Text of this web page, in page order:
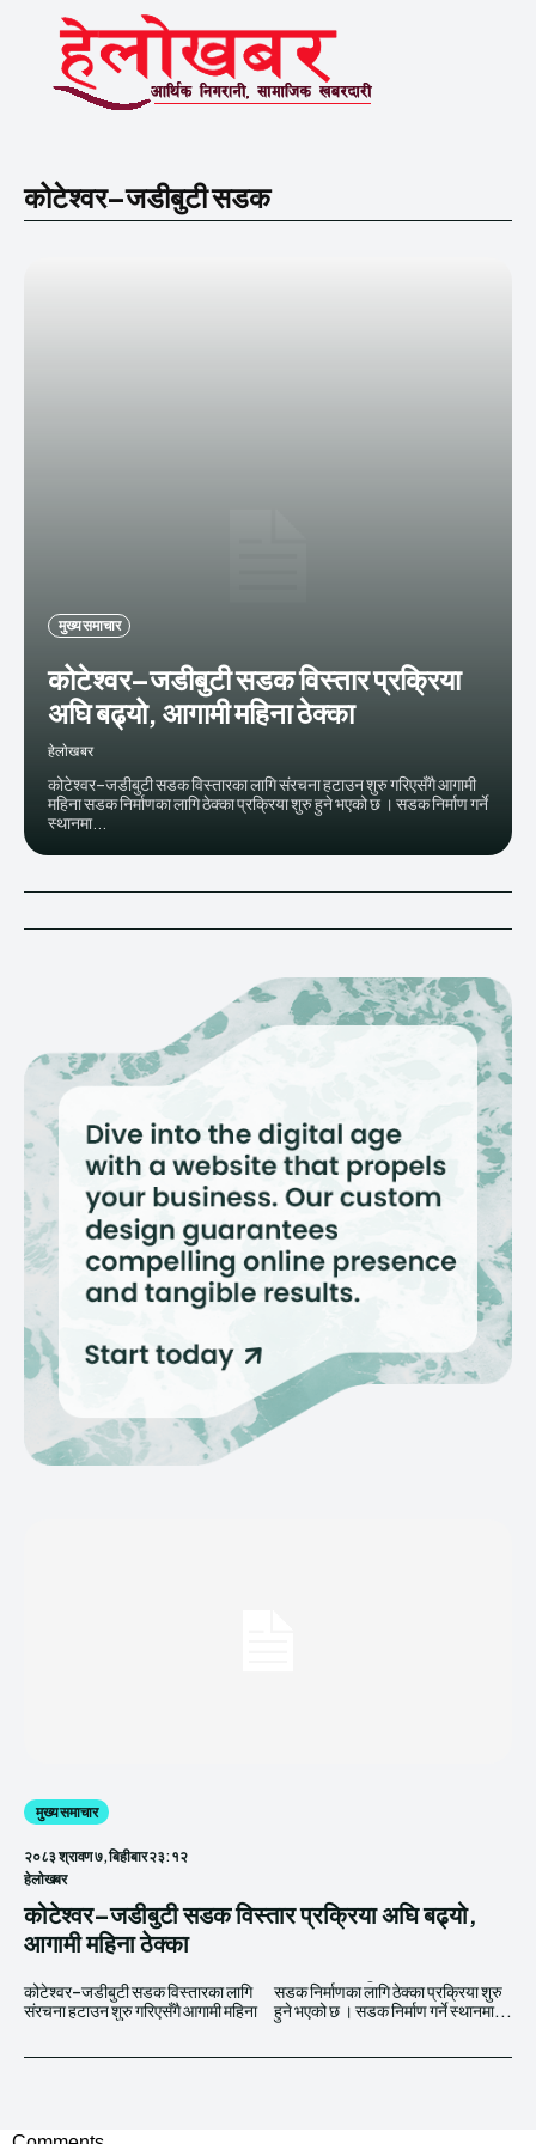
कोटेश्वर–जडीबुटी सडक
मुख्य समाचार
कोटेश्वर–जडीबुटी सडक विस्तार प्रक्रिया
अघि बढ्यो, आगामी महिना ठेक्का
हेलाेखबर
कोटेश्वर–जडीबुटी सडक विस्तारका लागि संरचना हटाउन शुरु गरिएसँगै आगामी
महिना सडक निर्माणका लागि ठेक्का प्रक्रिया शुरु हुने भएको छ । सडक निर्माण गर्ने
स्थानमा...
मुख्य समाचार
२०८३ श्रावण ७, बिहीबार २३:१२
हेलाेखबर
कोटेश्वर–जडीबुटी सडक विस्तार प्रक्रिया अघि बढ्यो,
आगामी महिना ठेक्का
कोटेश्वर–जडीबुटी सडक विस्तारका लागि
संरचना हटाउन शुरु गरिएसँगै आगामी महिना
सडक निर्माणका लागि ठेक्का प्रक्रिया शुरु
हुने भएको छ । सडक निर्माण गर्ने स्थानमा...